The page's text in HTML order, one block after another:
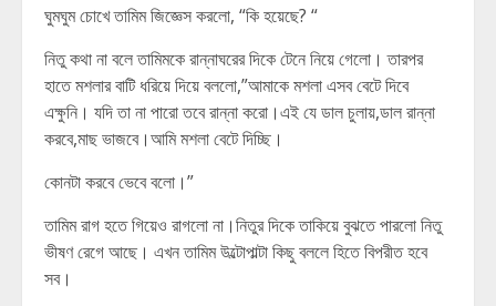
ঘুমঘুম চোখে তামিম জিজ্ঞেস করলো, “কি হয়েছে? “
নিতু কথা না বলে তামিমকে রান্নাঘরের দিকে টেনে নিয়ে গেলো। তারপর
হাতে মশলার বাটি ধরিয়ে দিয়ে বললো,”আমাকে মশলা এসব বেটে দিবে
এক্ষুনি। যদি তা না পারো তবে রান্না করো।এই যে ডাল চুলায়,ডাল রান্না
করবে,মাছ ভাজবে।আমি মশলা বেটে দিচ্ছি।
কোনটা করবে ভেবে বলো।”
তামিম রাগ হতে গিয়েও রাগলো না।নিতুর দিকে তাকিয়ে বুঝতে পারলো নিতু
ভীষণ রেগে আছে। এখন তামিম উল্টোপাল্টা কিছু বললে হিতে বিপরীত হবে
সব।